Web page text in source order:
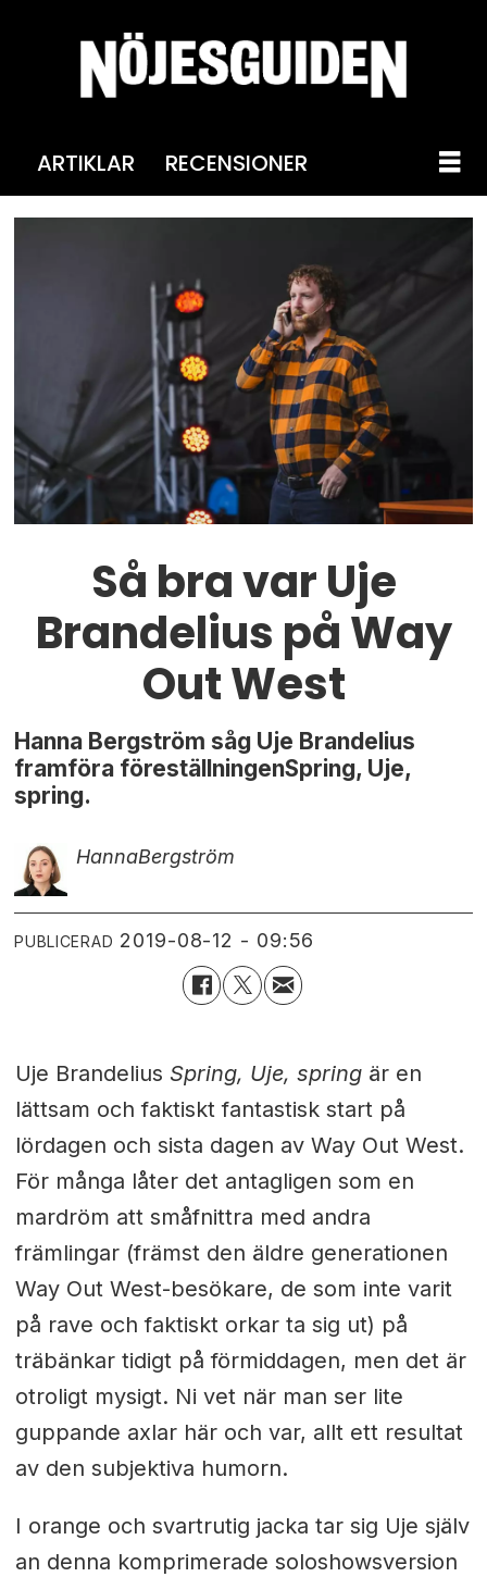
ARTIKLAR RECENSIONER
Så bra var Uje
Brandelius på Way
Out West
Hanna Bergström såg Uje Brandelius
framföra föreställningenSpring, Uje,
spring.
HannaBergström
PUBLICERAD 2019-08-12 - 09:56
Uje Brandelius Spring, Uje, springär en
lättsam och faktiskt fantastisk start på
lördagen och sista dagen av Way Out West.
För många låter det antagligen som en
mardröm att småfnittra med andra
främlingar (främst den äldre generationen
Way Out West-besökare, de som inte varit
på rave och faktiskt orkar ta sig ut) på
träbänkar tidigt på förmiddagen, men det är
otroligt mysigt. Ni vet när man ser lite
guppande axlar här och var, allt ett resultat
av den subjektiva humorn.
I orange och svartrutig jacka tar sig Uje själv
an denna komprimerade soloshowsversion